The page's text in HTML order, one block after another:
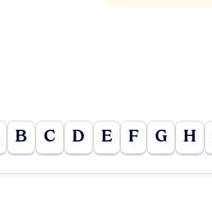
B C D E F G H